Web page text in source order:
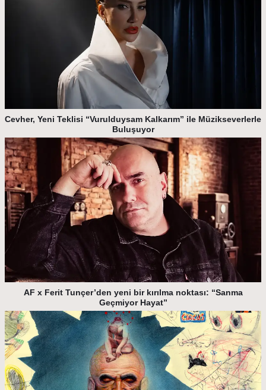
Cevher, Yeni Teklisi “Vurulduysam Kalkarım” ile Müzikseverlerle
Buluşuyor
AF x Ferit Tunçer’den yeni bir kırılma noktası: “Sanma
Geçmiyor Hayat”